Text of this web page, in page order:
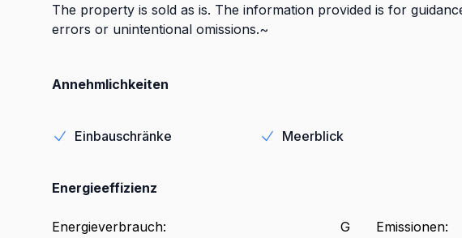
The property is sold as is. The information provided is for
errors or unintentional omissions.~
Annehmlichkeiten
Einbauschränke Meerblick
Energieeffizienz
Energieverbrauch: G Emissionen: